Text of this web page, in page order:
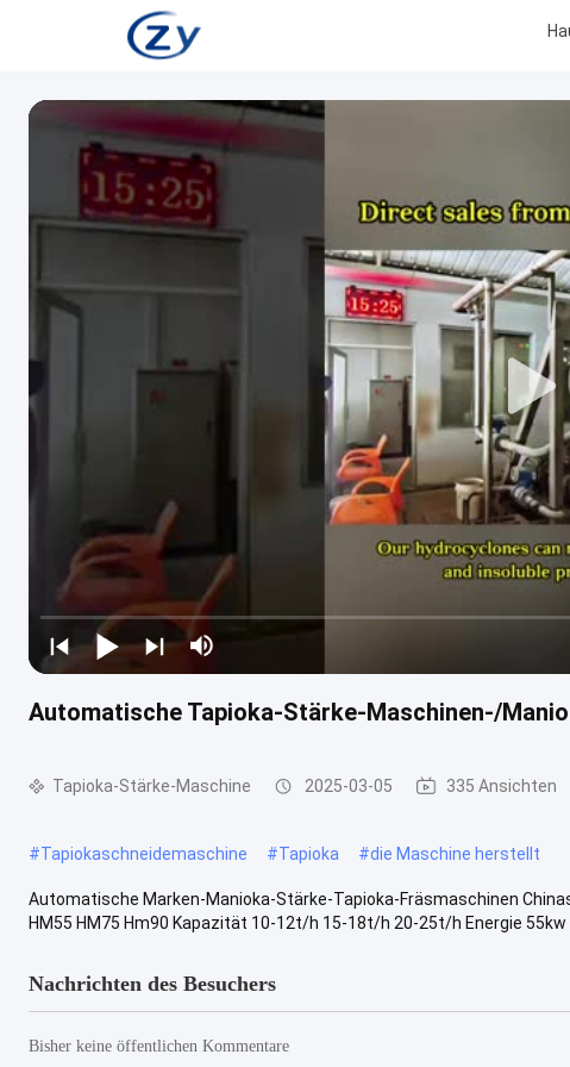
Automatische Tapioka-Stärke-Maschinen-/
Tapioka-Stärke-Maschine 2025-03-05 335 Ansichten
#Tapiokaschneidemaschine #Tapioka #die Maschine herstellt
Automatische Marken-Manioka-Stärke-Tapioka-Fräsmaschinen
HM55 HM75 Hm90 Kapazität 10-12t/h 15-18t/h 20-25t/h Energie 55kw
Nachrichten des Besuchers
Bisher keine öffentlichen Kommentare